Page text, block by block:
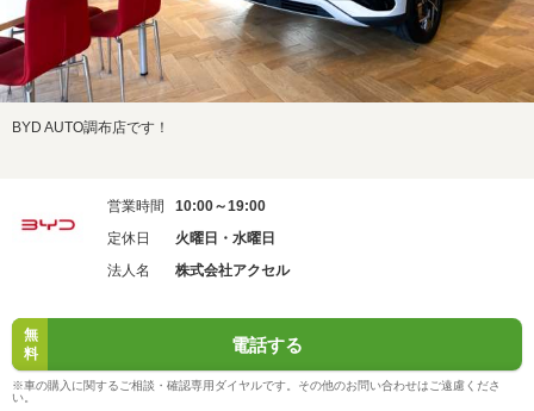
BYD AUTO調布店です！
営業時間
10:00～19:00
定休日
火曜日・水曜日
法人名
株式会社アクセル
無
料
電話する
※車の購入に関するご相談・確認専用ダイヤルです。その他のお問い合わせはご遠慮くださ
い。